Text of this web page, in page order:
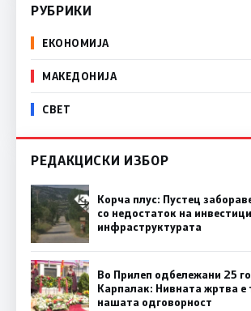
РУБРИКИ
ЕКОНОМИЈА
МАКЕДОНИЈА
СВЕТ
РЕДАКЦИСКИ ИЗБОР
Корча плус: Пустец
со недостаток на
инфраструктурата
Во Прилеп одбележани 25
Карпалак: Нивната жртва е
нашата одговорност